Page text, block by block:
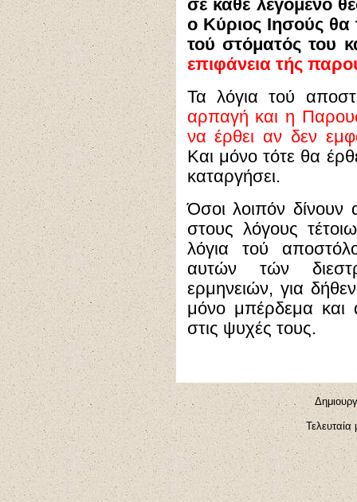
σε κάθε λεγόμενο
ο Κύριος Ιησούς θα
τού στόματός του
επιφάνεια τής
Τα λόγια τού
αρπαγή και η
να έρθει αν δεν
Και μόνο τότε θα
καταργήσει.
Όσοι λοιπόν
στους λόγους
λόγια τού
αυτών τών
ερμηνειών, για
μόνο μπέρδεμα
στις ψυχές τους.